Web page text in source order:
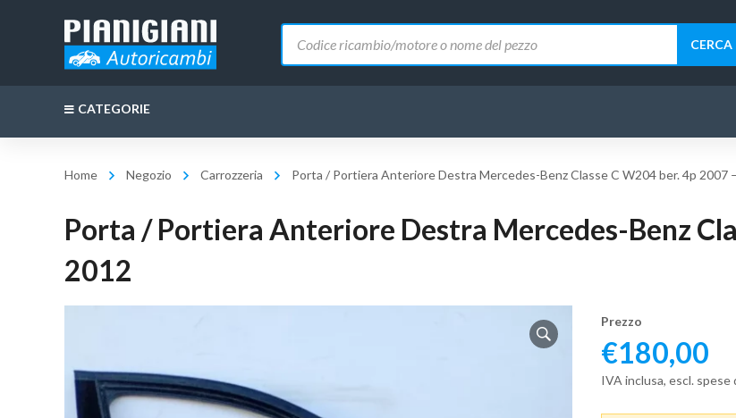
prodotti
CERCA
CATEGORIE
Home Negozio Carrozzeria Porta / Portiera Anteriore Destra Mercedes-Benz Classe C W204 ber. 4p 2007
Porta / Portiera Anteriore Destra Mercedes-Benz
2012
Prezzo
€180,00
IVA inclusa, escl. spese